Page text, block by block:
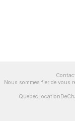
Nous sommes fier de vous